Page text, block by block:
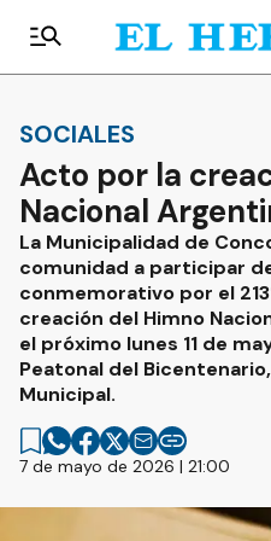
SOCIALES
Acto por la
Nacional
La Municipalidad de
comunidad a participar
conmemorativo por el
creación del Himno
el próximo lunes 11 de
Peatonal del
Municipal.
7 de mayo de 2026 | 21:00